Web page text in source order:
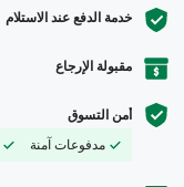
خدمة الدفع عند الاستلام
مقبولة الإرجاع
أمن التسوق
مدفوعات آمنة